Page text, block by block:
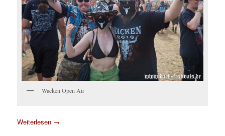
Wacken Open Air
Weiterlesen →